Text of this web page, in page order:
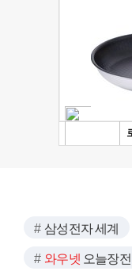
삼성전자 세계
와우넷 오늘장